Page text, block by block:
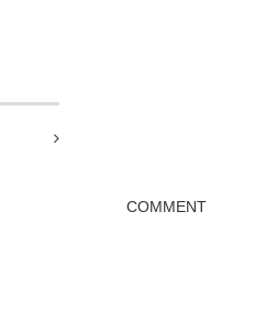
COMMENT